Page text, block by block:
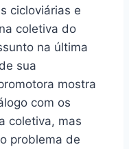
cicloviárias e
coletiva do
na última
sua
mostra
com os
coletiva, mas
problema de